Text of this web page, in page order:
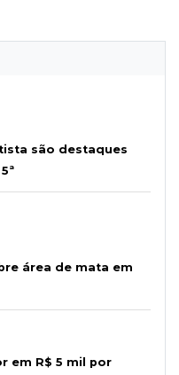
são destaques
área de mata em
em R$ 5 mil por